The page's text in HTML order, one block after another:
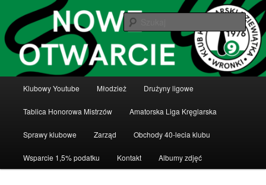
tekstu
Klub Kręglarski Dziewiątka Wronki
Klub Kręglarski Dziewiątka Wronki
Klubowy Youtube Młodzież Drużyny ligowe
Tablica Honorowa Mistrzów Amatorska Liga Kręglarska
Sprawy klubowe Zarząd Obchody 40-lecia klubu
Wsparcie 1,5% podatku Kontakt Albumy zdjęć